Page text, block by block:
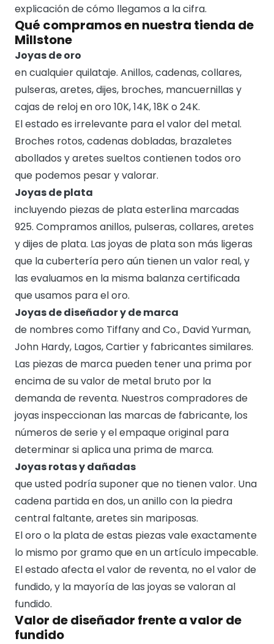
explicación de cómo llegamos a la cifra.
Qué compramos en nuestra tienda de
Millstone
Joyas de oro
en cualquier quilataje. Anillos, cadenas, collares,
pulseras, aretes, dijes, broches, mancuernillas y
cajas de reloj en oro 10K, 14K, 18K o 24K.
El estado es irrelevante para el valor del metal.
Broches rotos, cadenas dobladas, brazaletes
abollados y aretes sueltos contienen todos oro
que podemos pesar y valorar.
Joyas de plata
incluyendo piezas de plata esterlina marcadas
925. Compramos anillos, pulseras, collares, aretes
y dijes de plata. Las joyas de plata son más ligeras
que la cubertería pero aún tienen un valor real, y
las evaluamos en la misma balanza certificada
que usamos para el oro.
Joyas de diseñador y de marca
de nombres como Tiffany and Co., David Yurman,
John Hardy, Lagos, Cartier y fabricantes similares.
Las piezas de marca pueden tener una prima por
encima de su valor de metal bruto por la
demanda de reventa. Nuestros compradores de
joyas inspeccionan las marcas de fabricante, los
números de serie y el empaque original para
determinar si aplica una prima de marca.
Joyas rotas y dañadas
que usted podría suponer que no tienen valor. Una
cadena partida en dos, un anillo con la piedra
central faltante, aretes sin mariposas.
El oro o la plata de estas piezas vale exactamente
lo mismo por gramo que en un artículo impecable.
El estado afecta el valor de reventa, no el valor de
fundido, y la mayoría de las joyas se valoran al
fundido.
Valor de diseñador frente a valor de
fundido